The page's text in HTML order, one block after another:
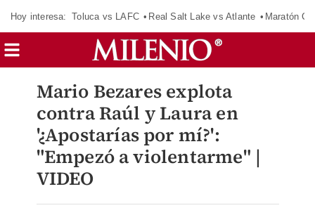
Hoy interesa: Toluca vs LAFC Real Salt Lake vs Atlante Maratón
Mario Bezares explota
contra Raúl y Laura en
'¿Apostarías por mí?':
"Empezó a violentarme" |
VIDEO